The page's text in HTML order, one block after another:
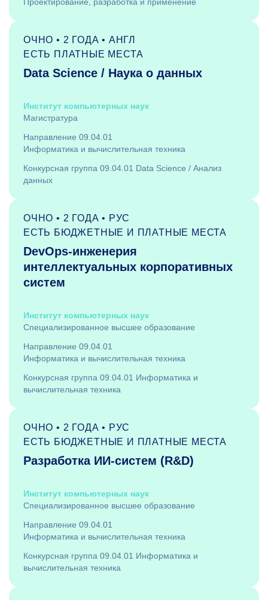
ОЧНО • 2 ГОДА • АНГЛ
ЕСТЬ ПЛАТНЫЕ МЕСТА
Data Science / Наука о данных
Институт компьютерных наук
Магистратура
Направление 09.04.01
Информатика и вычислительная техника
Конкурсная группа 09.04.01 Data Science / Анализ
данных
ОЧНО • 2 ГОДА • РУС
ЕСТЬ БЮДЖЕТНЫЕ И ПЛАТНЫЕ МЕСТА
DevOps-инженерия
интеллектуальных корпоративных
систем
Институт компьютерных наук
Специализированное высшее образование
Направление 09.04.01
Информатика и вычислительная техника
Конкурсная группа 09.04.01 Информатика и
вычислительная техника
ОЧНО • 2 ГОДА • РУС
ЕСТЬ БЮДЖЕТНЫЕ И ПЛАТНЫЕ МЕСТА
Разработка ИИ-систем (R&D)
Институт компьютерных наук
Специализированное высшее образование
Направление 09.04.01
Информатика и вычислительная техника
Конкурсная группа 09.04.01 Информатика и
вычислительная техника